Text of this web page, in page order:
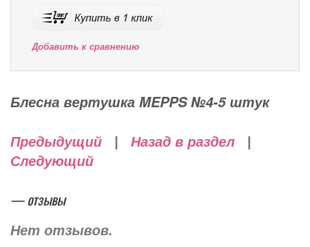
Добавить к сравнению
Блесна вертушка MEPPS №4-5 штук
Предыдущий Назад в раздел
Следующий
— отзывы
Нет отзывов.